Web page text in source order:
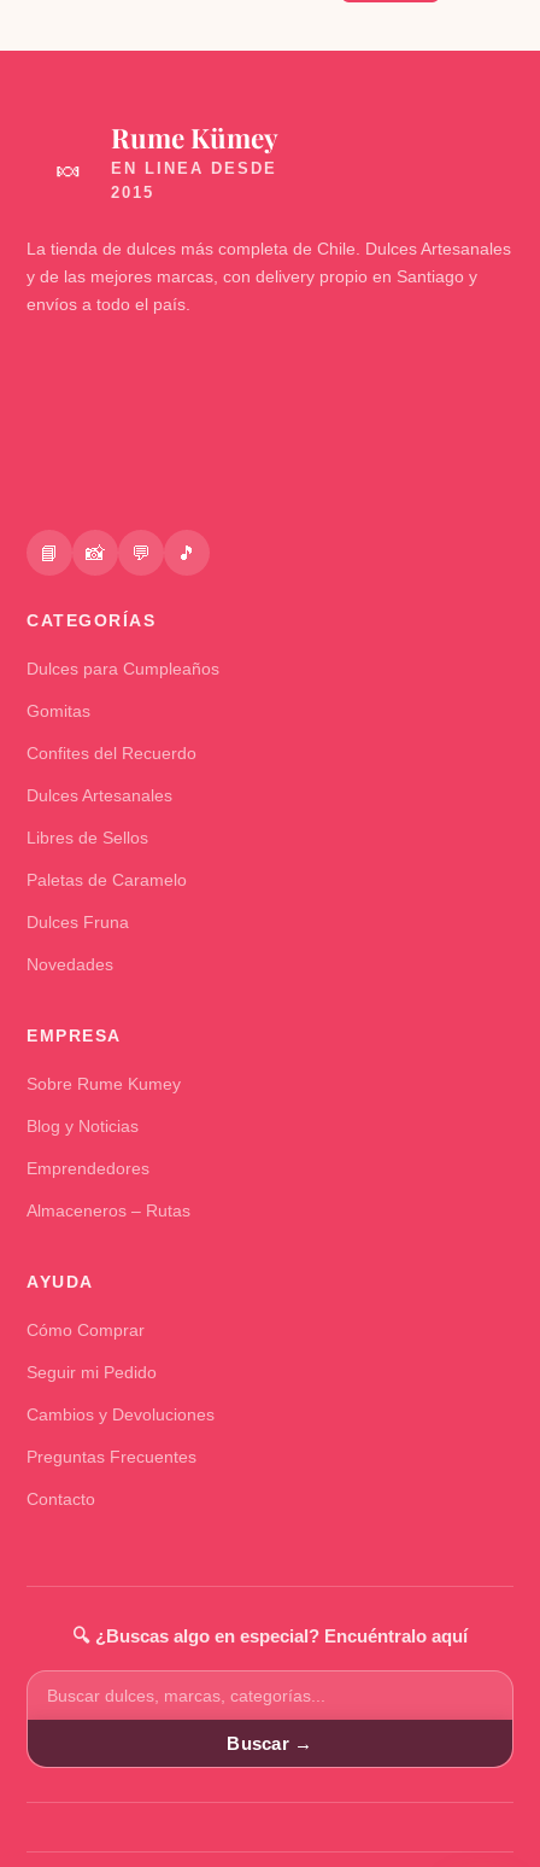
🍬
Rume Kümey
La tienda de dulces más completa de Chile. Dulces Artesanales
y de las mejores marcas, con delivery propio en Santiago y
envíos a todo el país.
📘 📸 💬 🎵
CATEGORÍAS
Dulces para Cumpleaños
Gomitas
Confites del Recuerdo
Dulces Artesanales
Libres de Sellos
Paletas de Caramelo
Dulces Fruna
Novedades
EMPRESA
Sobre Rume Kumey
Blog y Noticias
Emprendedores
Almaceneros – Rutas
AYUDA
Cómo Comprar
Seguir mi Pedido
Cambios y Devoluciones
Preguntas Frecuentes
Contacto
🔍 ¿Buscas algo en especial? Encuéntralo aquí
Buscar
productos
Buscar →